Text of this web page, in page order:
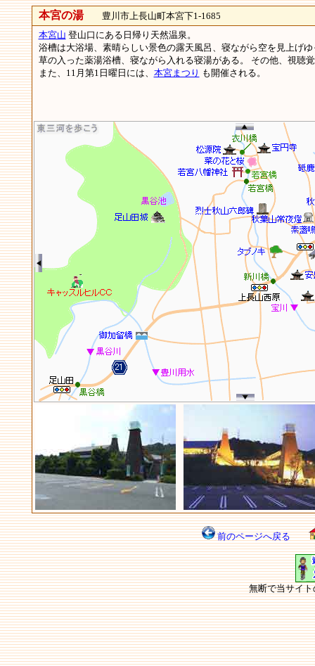
本宮の湯豊川市上長山町本宮下1-1685
本宮山 登山口にある日帰り天然温泉。
浴槽は大浴場、素晴らしい景色の露天風呂、寝ながら空を見上げ
草の入った薬湯浴槽、寝ながら入れる寝湯がある。 その他、視聴
また、11月第1日曜日には、 本宮まつり も開催される。
前のページへ戻る
無断で当サイ